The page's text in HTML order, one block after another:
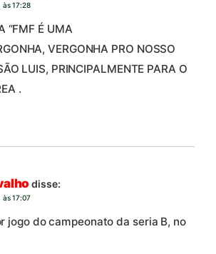
17:28
“FMF É UMA
VERGONHA PRO NOSSO
LUIS, PRINCIPALMENTE PARA O
.
disse:
17:07
jogo do campeonato da seria B, no